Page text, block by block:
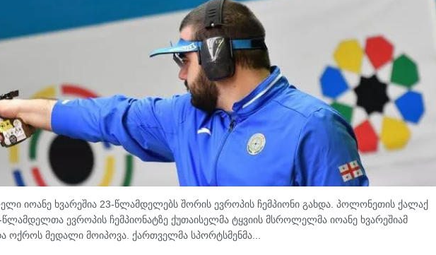
იოანე ხვარეშია 23-წლამდელებს შორის ევროპის ჩემპიონი გახდა. პოლონეთის ქალაქ
ევროპის ჩემპიონატზე ქუთაისელმა ტყვიის მსროლელმა იოანე ხვარეშიამ
ოქროს მედალი მოიპოვა. ქართველმა სპორტსმენმა...